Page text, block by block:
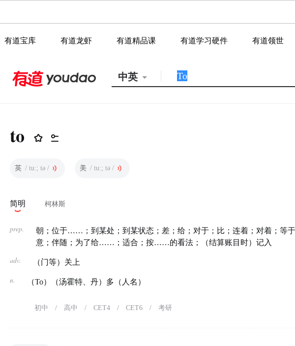
有道宝库 有道龙虾 有道精品课 有道学习硬件 有道领世
中英
to
英 / tuː; tə / 美 / tuː; tə /
简明 柯林斯
prep.
朝；位于……；到某处；到某状态；差；给；对于；比；连着；对着；等
意；伴随；为了给……；适合；按……的看法；（结算账目时）记入
adv. （门等）关上
n. （To）（汤霍特、丹）多（人名）
初中 / 高中 / CET4 / CET6 / 考研